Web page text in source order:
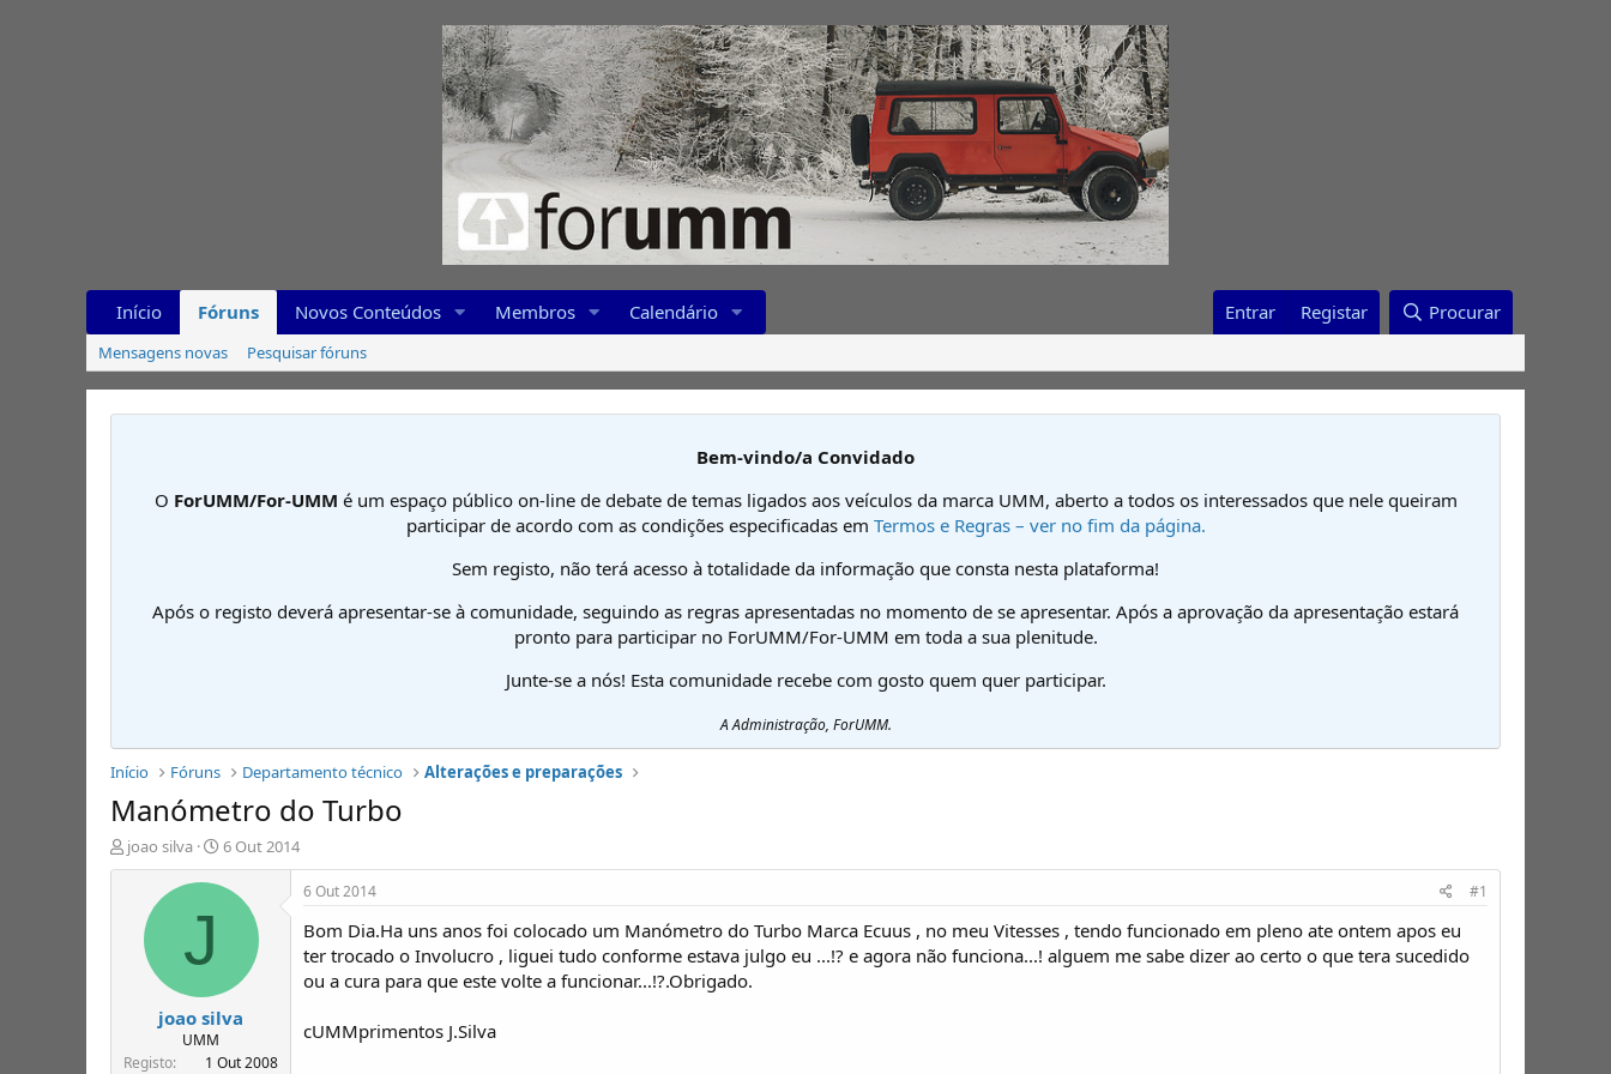
Início Fóruns Novos Conteúdos Membros Calendário Entrar Registar Procurar
Mensagens novas Pesquisar fóruns
Bem-vindo/a Convidado
O ForUMM/For-UMM é um espaço público on-line de debate de temas ligados aos veículos da marca UMM, aberto a todos os interessados que nele queiram
participar de acordo com as condições especificadas em Termos e Regras – ver no fim da página.
Sem registo, não terá acesso à totalidade da informação que consta nesta plataforma!
Após o registo deverá apresentar-se à comunidade, seguindo as regras apresentadas no momento de se apresentar. Após a aprovação da apresentação estará
pronto para participar no ForUMM/For-UMM em toda a sua plenitude.
Junte-se a nós! Esta comunidade recebe com gosto quem quer participar.
A Administração, ForUMM.
Início Fóruns Departamento técnico Alterações e preparações
Manómetro do Turbo
I
n
e
joao silva
D
a
t
n
í
i
6 Out 2014
J
joao silva
UMM
Registo
1 Out 2008
6 Out 2014 #1
Bom Dia.Ha uns anos foi colocado um Manómetro do Turbo Marca Ecuus , no meu Vitesses , tendo funcionado em pleno ate ontem apos eu
ter trocado o Involucro , liguei tudo conforme estava julgo eu ...!? e agora não funciona...! alguem me sabe dizer ao certo o que tera sucedido
ou a cura para que este volte a funcionar...!?.Obrigado.
cUMMprimentos J.Silva